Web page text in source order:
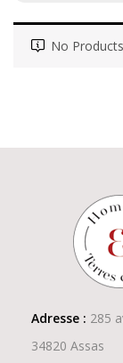
No
Adresse : 285
34820 Assas